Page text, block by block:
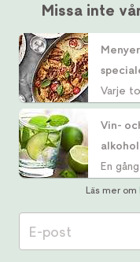
Missa inte
Varje
Vin-
En
Läs mer om
E-post